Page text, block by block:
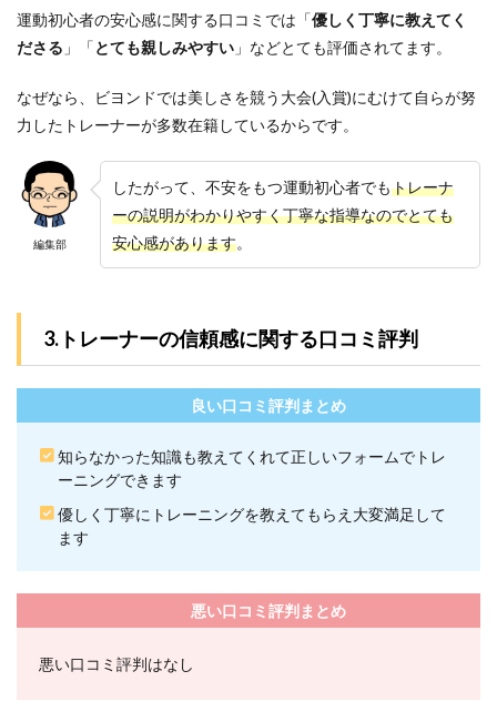
ヨン
ドは
制限
が厳
しい
か？
7.5
Q5.ビ
ヨン
はお
酒を
飲ん
大丈
す
か？
7.6
Q6.ビ
され
運動初心者の安心感に関する口コミでは「優しく丁寧に教えてく
ださる 」「とても親しみやすい 」などとても評価されてます。
なぜなら、ビヨンドでは美しさを競う大会(入賞)にむけて自らが努
力したトレーナーが多数在籍しているからです。
編集部
したがって、不安をもつ運動初心者でもトレーナ
ーの説明がわかりやすく丁寧な指導なのでとても
安心感があります。
3.トレーナーの信頼感に関する口コミ評判
良い口コミ評判まとめ
知らなかった知識も教えてくれて正しいフォームでトレ
ーニングできます
優しく丁寧にトレーニングを教えてもらえ大変満足して
ます
悪い口コミ評判まとめ
悪い口コミ評判はなし